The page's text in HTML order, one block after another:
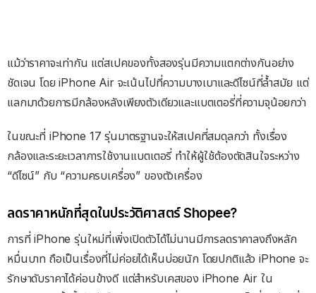
แม้ว่าราคาจะเท่ากัน แต่สเปคของทั้งสองรุ่นมีความแตกต่างกันอย่าง
ชัดเจน โดย iPhone Air จะเน้นไปที่ความบางเบาและดีไซน์ที่ล้ำสมัย แต่
แลกมาด้วยการมีกล้องหลังเพียงตัวเดียวและแบตเตอรี่ที่ความจุน้อยกว่า
ในขณะที่ iPhone 17 รุ่นมาตรฐานจะให้สเปคที่สมดุลกว่า ทั้งเรื่อง
กล้องและระยะเวลาการใช้งานแบตเตอรี่ ทำให้ผู้ใช้ต้องตัดสินใจระหว่าง
“ดีไซน์” กับ “ความครบเครื่อง” ของตัวเครื่อง
ลดราคาหนักที่สุดในประวัติศาสตร์ Shopee?
การที่ iPhone รุ่นใหม่ที่เพิ่งเปิดตัวได้ไม่นานมีการลดราคาลงถึงหลัก
หมื่นบาท ถือเป็นเรื่องที่ไม่ค่อยได้เห็นบ่อยนัก โดยปกติแล้ว iPhone จะ
รักษาดับราคาได้ค่อนข้างดี แต่สำหรับเคสของ iPhone Air ใน